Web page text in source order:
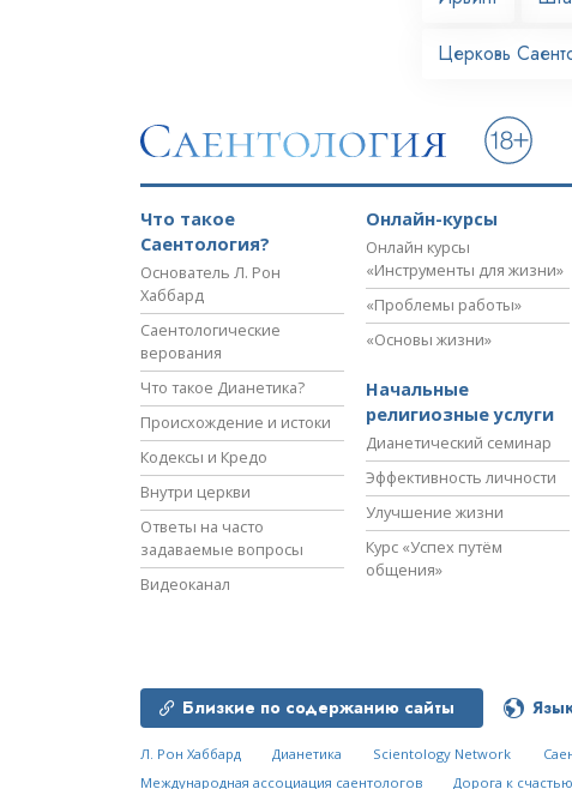
Церковь
Что такое
Саентология?
Основатель Л. Рон
Хаббард
Саентологические
верования
Что такое Дианетика?
Происхождение и истоки
Кодексы и Кредо
Внутри церкви
Ответы на часто
задаваемые вопросы
Видеоканал
Онлайн-курсы
Онлайн курсы
«Инструменты для жизни»
«Проблемы работы»
«Основы жизни»
Начальные
религиозные услуги
Дианетический семинар
Эффективность личности
Улучшение жизни
Курс «Успех путём
общения»
Близкие по содержанию сайты
Л. Рон Хаббард Дианетика Scientology Network
Международная ассоциация саентологов
Дорога к счастью